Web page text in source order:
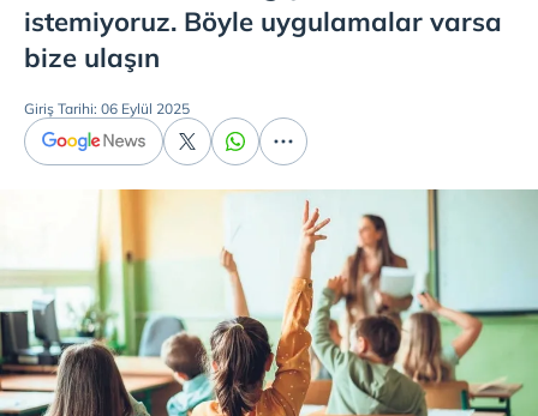
istemiyoruz. Böyle uygulamalar varsa
bize ulaşın
Giriş Tarihi: 06 Eylül 2025